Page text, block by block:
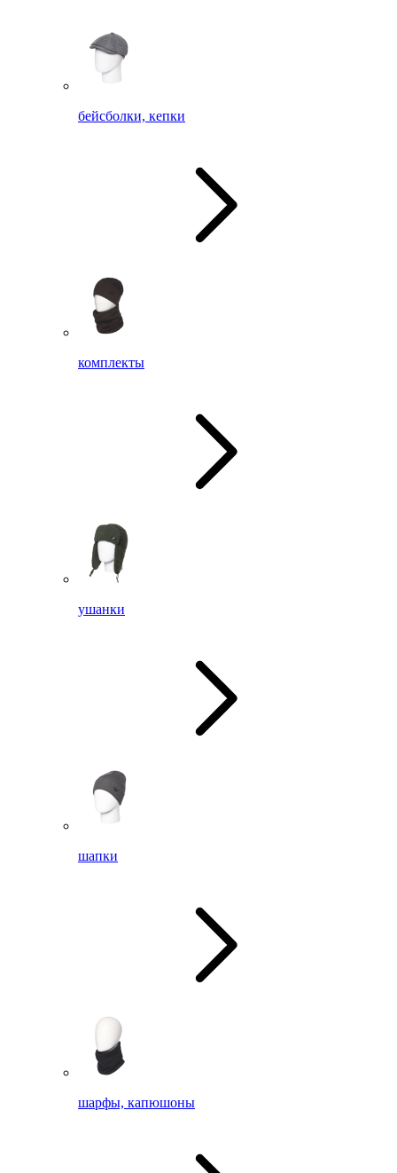
бейсболки, кепки
комплекты
ушанки
шапки
шарфы, капюшоны